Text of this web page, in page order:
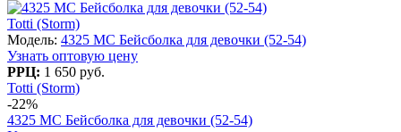
Totti (Storm)
Модель: 4325 МC Бейсболка для девочки (52-54)
Узнать оптовую цену
РРЦ: 1 650 руб.
Totti (Storm)
-22%
4325 МC Бейсболка для девочки (52-54)